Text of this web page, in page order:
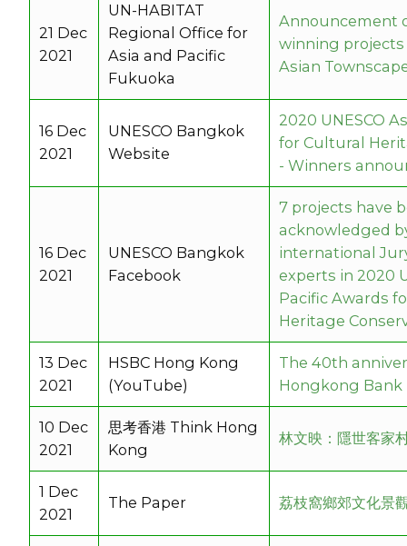
21 Dec
2021
UN-HABITAT
Regional Office for
Asia and Pacific
Fukuoka
Announcement
winning projects
Asian
16 Dec
2021
UNESCO Bangkok
Website
2020 UNESCO
for Cultural
- Winners
16 Dec
2021
UNESCO Bangkok
Facebook
7 projects have
acknowledged
international
experts in 2020
Pacific Awards
Heritage
13 Dec
2021
HSBC Hong Kong
(YouTube)
The 40th
Hongkong
10 Dec
2021
思考香港 Think Hong
Kong
林文映：隱世客家
1 Dec
2021
The Paper 荔枝窩鄉郊文化景